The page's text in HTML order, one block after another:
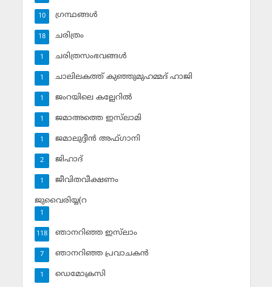
ഗ്രന്ഥങ്ങള്‍
10
ചരിത്രം
18
ചരിത്രസംഭവങ്ങള്‍
1
ചാലിലകത്ത് കുഞ്ഞുമുഹമ്മദ് ഹാജി
1
ജംറയിലെ കല്ലേറില്‍
1
ജമാഅത്തെ ഇസ്‌ലാമി
1
ജമാലുദ്ദീന്‍ അഫ്ഗാനി
1
ജിഹാദ്‌
2
ജീവിതവീക്ഷണം
1
ജുവൈരിയ്യ(റ
1
ഞാനറിഞ്ഞ ഇസ്‌ലാം
118
ഞാനറിഞ്ഞ പ്രവാചകന്‍
7
ഡെമോക്രസി
1